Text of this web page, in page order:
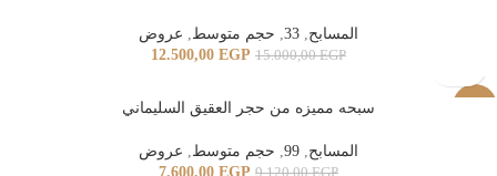
المسابح,
33
, حجم متوسط, عروض
15.000,00EGP
12.500,00 EGP
سبحه مميزه من حجر العقيق السليماني
المسابح,
99
, حجم متوسط, عروض
9.120,00EGP
7.600,00 EGP